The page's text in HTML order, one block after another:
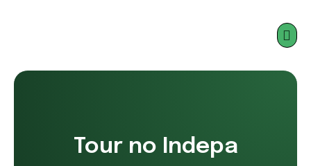
Tour no Indepa